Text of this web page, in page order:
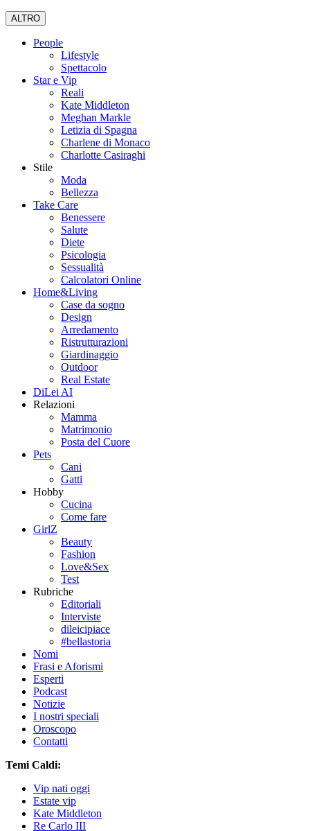
ALTRO
People
Lifestyle
Spettacolo
Star e Vip
Reali
Kate Middleton
Meghan Markle
Letizia di Spagna
Charlene di Monaco
Charlotte Casiraghi
Stile
Moda
Bellezza
Take Care
Benessere
Salute
Diete
Psicologia
Sessualità
Calcolatori Online
Home&Living
Case da sogno
Design
Arredamento
Ristrutturazioni
Giardinaggio
Outdoor
Real Estate
DiLei AI
Relazioni
Mamma
Matrimonio
Posta del Cuore
Pets
Cani
Gatti
Hobby
Cucina
Come fare
GirlZ
Beauty
Fashion
Love&Sex
Test
Rubriche
Editoriali
Interviste
dileicipiace
#bellastoria
Nomi
Frasi e Aforismi
Esperti
Podcast
Notizie
I nostri speciali
Oroscopo
Contatti
Temi Caldi:
Vip nati oggi
Estate vip
Kate Middleton
Re Carlo III